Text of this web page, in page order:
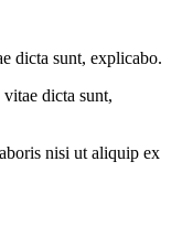
dicta sunt, explicabo.
dicta sunt,
nisi ut aliquip ex